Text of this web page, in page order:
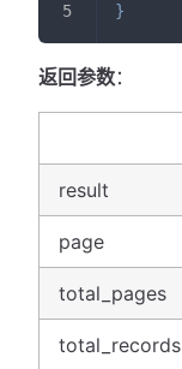
}
返回参数：
result
page
total_pages
total_records